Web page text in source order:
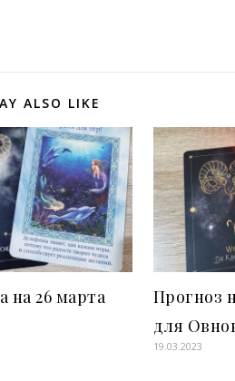
ALSO LIKE
на 26 марта
Прогноз
для
19.03.2023